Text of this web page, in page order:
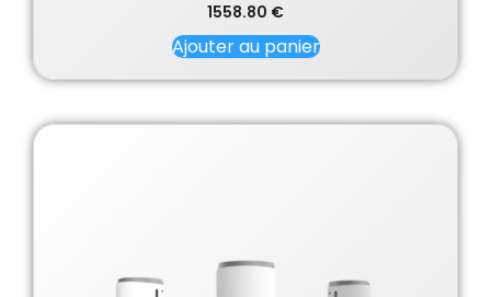
1558.80 €
Ajouter au panier